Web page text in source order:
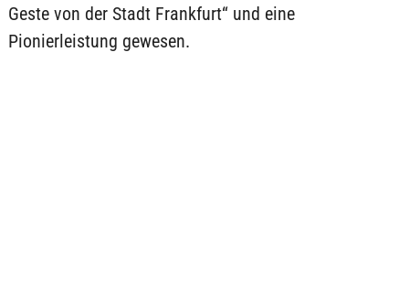
Geste von der Stadt Frankfurt“ und eine
Pionierleistung gewesen.